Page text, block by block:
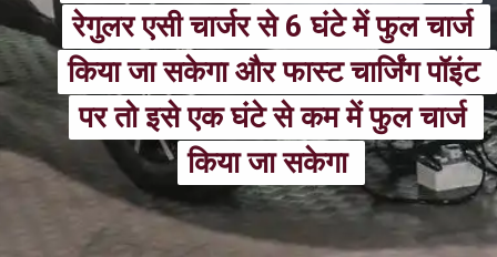
रेगुलर एसी चार्जर से 6 घंटे में फुल चार्ज
किया जा सकेगा और फास्ट चार्जिंग पॉइंट
पर तो इसे एक घंटे से कम में फुल चार्ज
किया जा सकेगा
रेगुलर एसी चार्जर से 6 घंटे में फुल चार्ज
किया जा सकेगा और फास्ट चार्जिंग पॉइंट
पर तो इसे एक घंटे से कम में फुल चार्ज
किया जा सकेगा